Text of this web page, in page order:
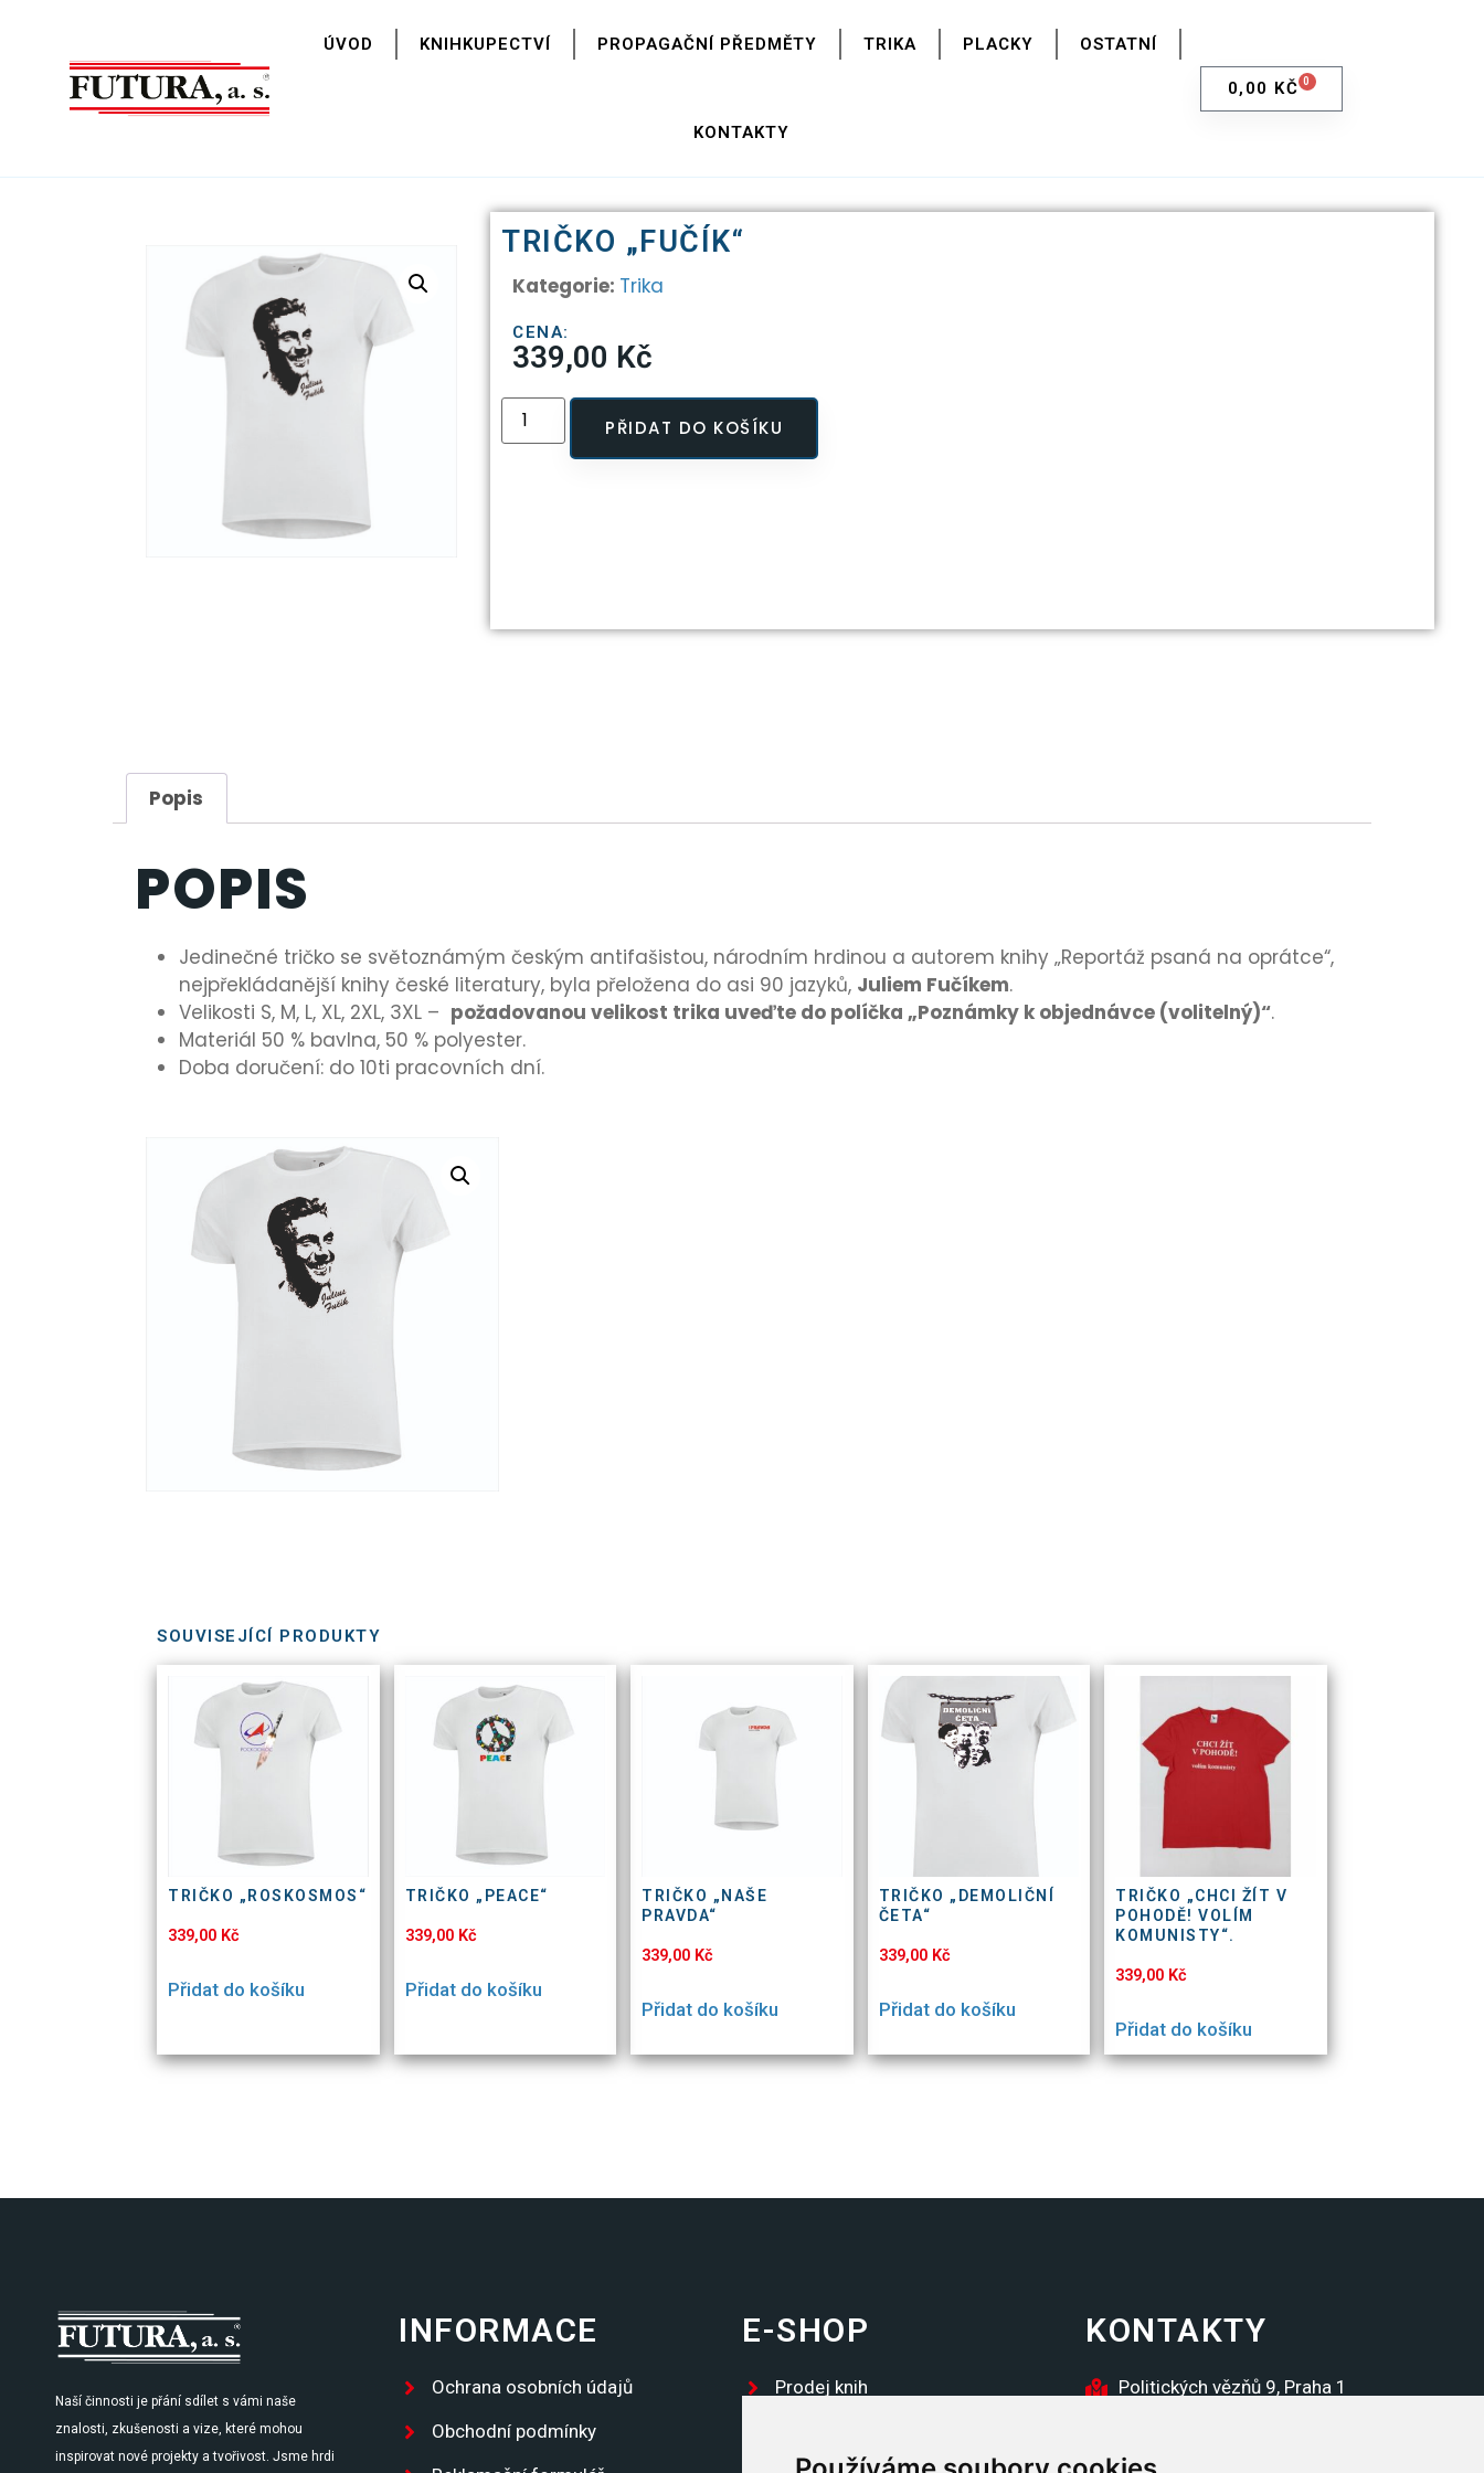
ÚVOD KNIHKUPECTVÍ PROPAGAČNÍ PŘEDMĚTY TRIKA PLACKY OSTATNÍ
KONTAKTY
0,00 KČ 0
TRIČKO „FUČÍK“
Kategorie: Trika
CENA:
339,00 Kč
PŘIDAT DO KOŠÍKU
Popis
POPIS
Jedinečné tričko se světoznámým českým antifašistou, národním hrdinou a autorem knihy „Reportáž psaná na oprátce“,
nejpřekládanější knihy české literatury, byla přeložena do asi 90 jazyků, Juliem Fučíkem.
Velikosti S, M, L, XL, 2XL, 3XL – požadovanou velikost trika uveďte do políčka „Poznámky k objednávce (volitelný)“.
Materiál 50 % bavlna, 50 % polyester.
Doba doručení: do 10ti pracovních dní.
SOUVISEJÍCÍ PRODUKTY
TRIČKO „ROSKOSMOS“
339,00 Kč
Přidat do košíku
TRIČKO „PEACE“
339,00 Kč
Přidat do košíku
TRIČKO „NAŠE
PRAVDA“
339,00 Kč
Přidat do košíku
TRIČKO „DEMOLIČNÍ
ČETA“
339,00 Kč
Přidat do košíku
TRIČKO „CHCI ŽÍT V
POHODĚ! VOLÍM
KOMUNISTY“.
339,00 Kč
Přidat do košíku
Naší činnosti je přání sdílet s vámi naše
znalosti, zkušenosti a vize, které mohou
inspirovat nové projekty a tvořivost. Jsme hrdi
INFORMACE
Ochrana osobních údajů
Obchodní podmínky
E-SHOP
Prodej knih
KONTAKTY
Politických vězňů 9, Praha 1